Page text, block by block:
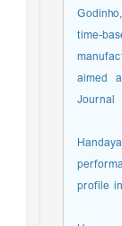
25)
time-
aimed
26)
profile